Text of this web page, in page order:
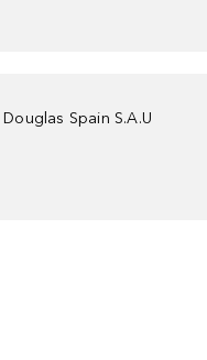
Douglas Spain S.A.U